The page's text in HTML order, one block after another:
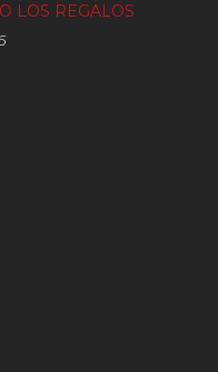
LOS REGALOS